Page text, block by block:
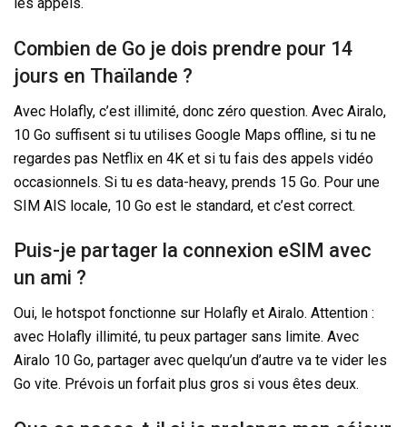
Combien de Go je dois prendre pour 14
jours en Thaïlande ?
Avec Holafly, c’est illimité, donc zéro question. Avec Airalo,
10 Go suffisent si tu utilises Google Maps offline, si tu ne
regardes pas Netflix en 4K et si tu fais des appels vidéo
occasionnels. Si tu es data-heavy, prends 15 Go. Pour une
SIM AIS locale, 10 Go est le standard, et c’est correct.
Puis-je partager la connexion eSIM avec
un ami ?
Oui, le hotspot fonctionne sur Holafly et Airalo. Attention :
avec Holafly illimité, tu peux partager sans limite. Avec
Airalo 10 Go, partager avec quelqu’un d’autre va te vider les
Go vite. Prévois un forfait plus gros si vous êtes deux.